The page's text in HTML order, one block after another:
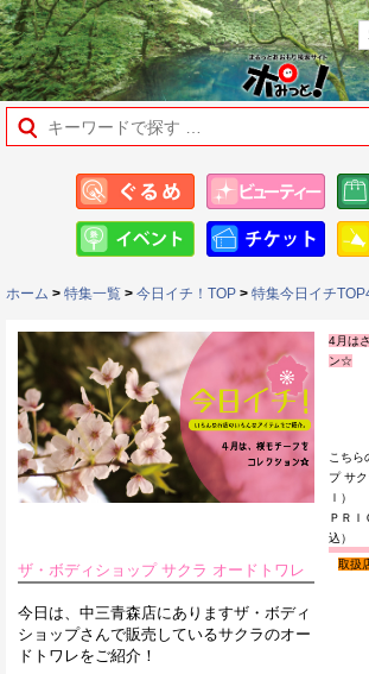
ホーム > 特集一覧 > 今日イチ！TOP > 特集今日イチ
ザ・ボディショップ サクラ オードトワレ
今日は、中三青森店にありますザ・ボディ
ショップさんで販売しているサクラのオー
ドトワレをご紹介！
4月は
ン☆
こちら
プ サ
ｌ）
ＰＲ
込）
取扱